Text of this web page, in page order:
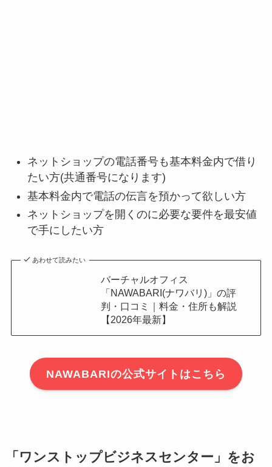
ネットショップの電話番号も基本料金内で借り
たい方(共通番号になります)
基本料金内で電話の伝言を預かって欲しい方
ネットショップを開くのに必要な要件を最安値
で手にしたい方
あわせて読みたい
バーチャルオフィス
「NAWABARI(ナワバリ)」の評
判・口コミ｜料金・住所も解説
【2026年最新】
NAWABARIの公式サイトはこちら
「ワンストップビジネスセンター」をお